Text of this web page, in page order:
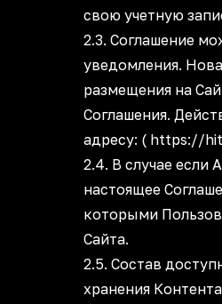
свою учетную
2.3. Соглашение
уведомления.
размещения на
Соглашения.
адресу: ( https://
2.4. В случае
настоящее
которыми
Сайта.
2.5. Состав
хранения